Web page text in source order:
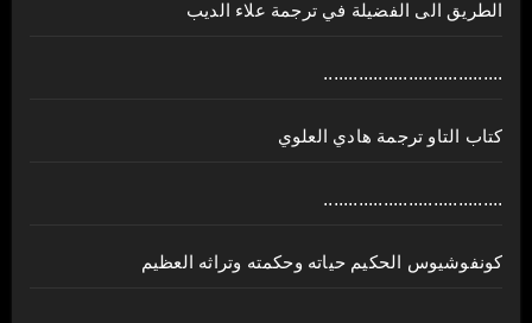
الطريق الى الفضيلة في ترجمة علاء الديب
....................................
كتاب التاو ترجمة هادي العلوي
....................................
كونفوشيوس الحكيم حياته وحكمته وتراثه العظيم